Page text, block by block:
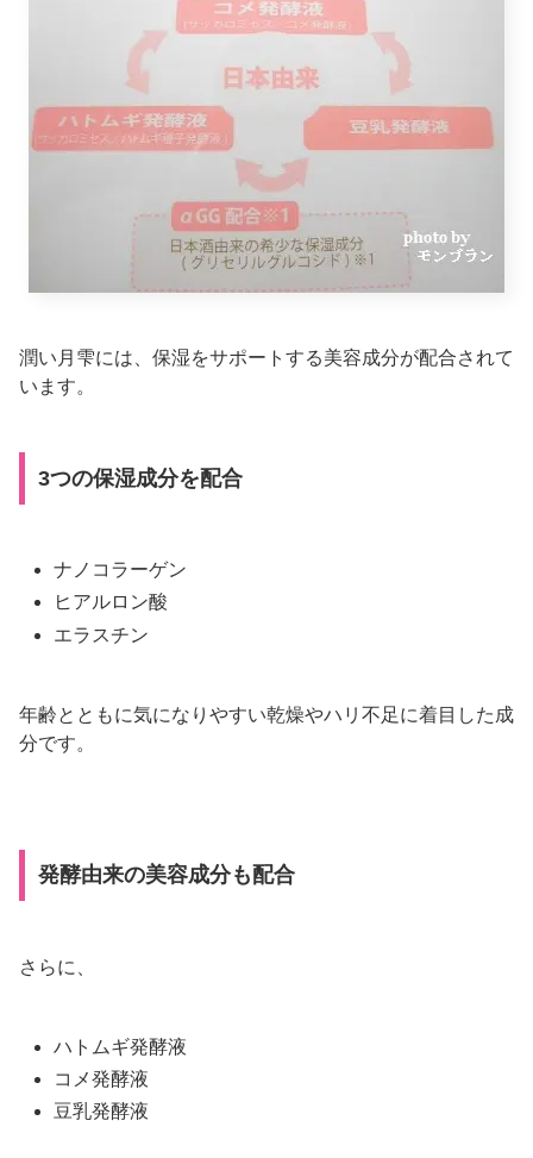
潤い月雫には、保湿をサポートする美容成分が配合されて
います。
3つの保湿成分を配合
ナノコラーゲン
ヒアルロン酸
エラスチン
年齢とともに気になりやすい乾燥やハリ不足に着目した成
分です。
発酵由来の美容成分も配合
さらに、
ハトムギ発酵液
コメ発酵液
豆乳発酵液